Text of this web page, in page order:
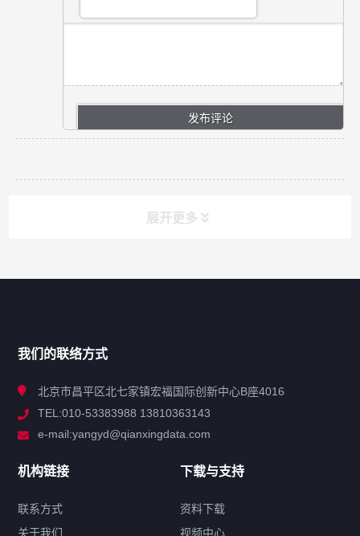
展开更多
解决方案
我们的联络方式
北京市昌平区北七家镇宏福国际创新中心B座4016
TEL:010-53383988 13810363143
e-mail:yangyd@qianxingdata.com
机构链接
联系方式
关于我们
下载与支持
资料下载
视频中心